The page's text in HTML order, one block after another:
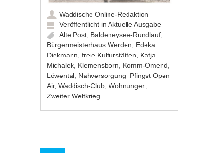
Waddische Online-Redaktion
Veröffentlicht inAktuelle Ausgabe
Alte Post, Baldeneysee-Rundlauf,
Bürgermeisterhaus Werden, Edeka
Diekmann,freie Kulturstätten, Katja
Michalek, Klemensborn, Komm-Omend,
Löwental, Nahversorgung, Pfingst Open
Air,Waddisch-Club,Wohnungen,
Zweiter Weltkrieg